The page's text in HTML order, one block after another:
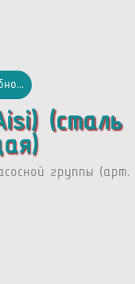
(сталь
группы (арт.